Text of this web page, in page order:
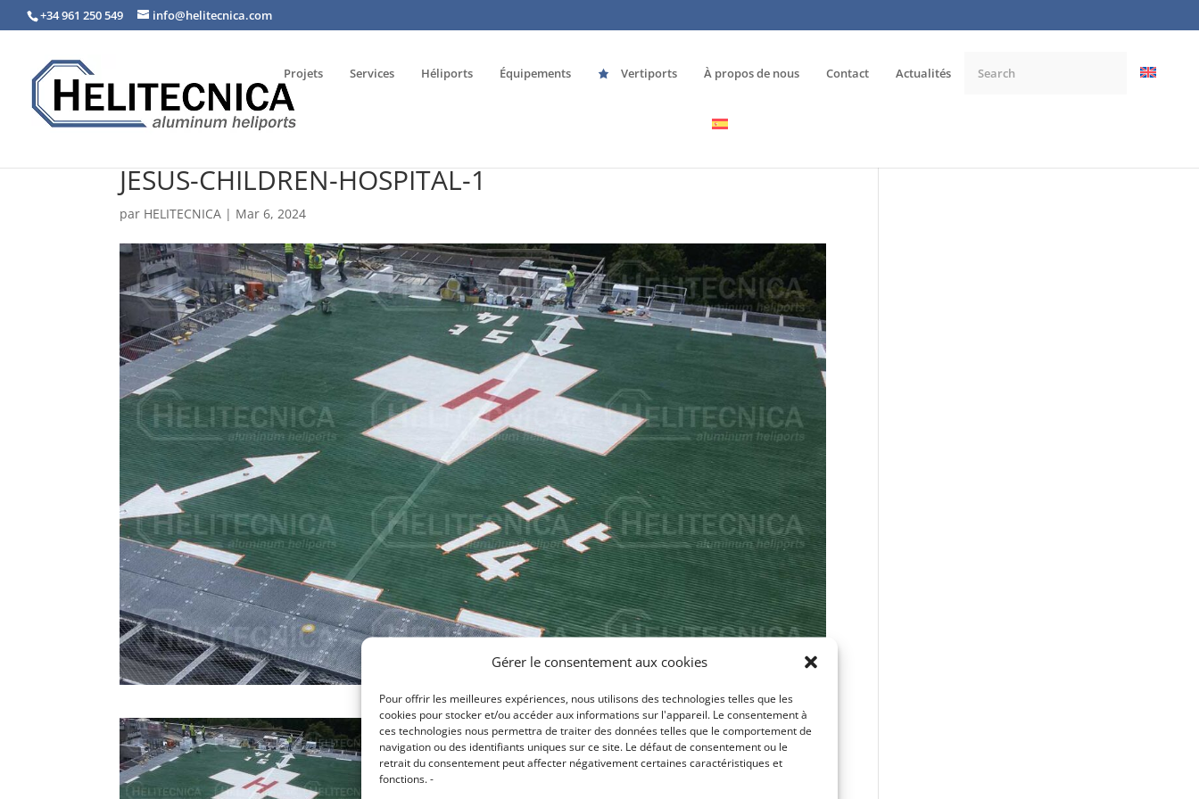
Gérer le consentement aux cookies
Pour offrir les meilleures expériences, nous utilisons des technologies telles que les
cookies pour stocker et/ou accéder aux informations sur l'appareil. Le consentement à
ces technologies nous permettra de traiter des données telles que le comportement de
navigation ou des identifiants uniques sur ce site. Le défaut de consentement ou le
retrait du consentement peut affecter négativement certaines caractéristiques et
fonctions. -
+34 961 250 549 info@helitecnica.com
Projets Services Héliports Équipements Vertiports À propos de nous Contact Actualités
JESUS-CHILDREN-HOSPITAL-1
par HELITECNICA | Mar 6, 2024